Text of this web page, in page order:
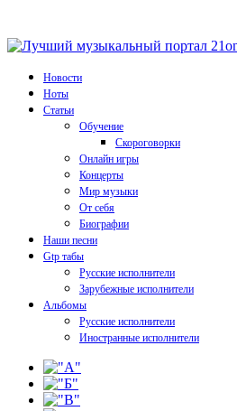
Новости
Ноты
Статьи
Обучение
Скороговорки
Онлайн игры
Концерты
Мир музыки
От себя
Биографии
Наши песни
Gtp табы
Русские исполнители
Зарубежные исполнители
Альбомы
Русские исполнители
Иностранные исполнители